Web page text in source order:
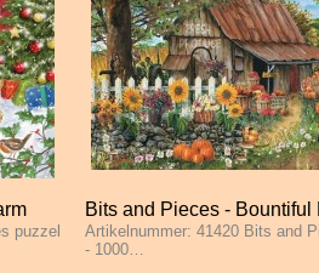
puzzel
Bits and Pieces - Bountiful
Farm - 1000 Stukjes
Artikelnummer: 41420 Bits and
- 1000…